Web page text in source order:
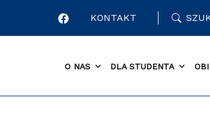
KONTAKT
O NAS DLA STUDENTA